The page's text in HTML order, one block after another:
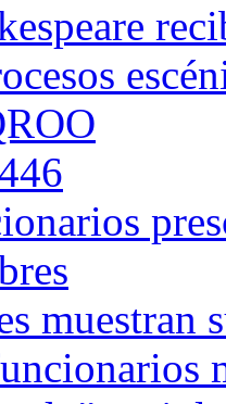
muestran